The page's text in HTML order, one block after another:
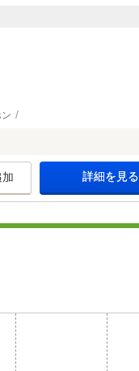
詳細を見る